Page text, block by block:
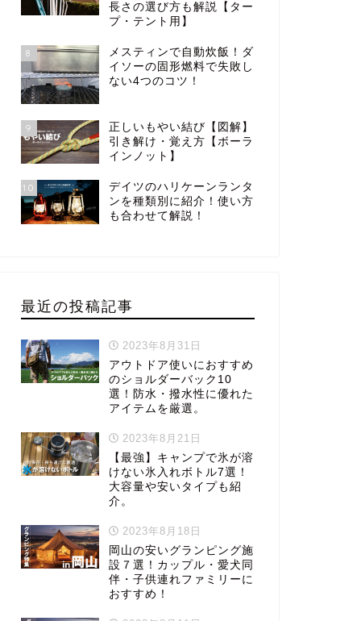
長さの選び方も解説【ター
プ・テント用】
8
メスティンで自動炊飯！ダ
イソーの固形燃料で失敗し
ない4つのコツ！
9
正しいもやい結び【図解】
引き解け・覚え方【ボーラ
インノット】
10
デイツのハリケーンランタ
ンを種類別に紹介！使い方
も合わせて解説！
最近の投稿記事
2023年8月31日
アウトドア使いにおすすめ
のショルダーバック10
選！防水・撥水性に優れた
アイテムを厳選。
2023年8月21日
【最強】キャンプで氷が溶
けない氷入れボトル7選！
大容量や安いタイプも紹
介。
2023年8月18日
岡山の安いグランピング施
設７選！カップル・愛犬同
伴・子供連れファミリーに
おすすめ！